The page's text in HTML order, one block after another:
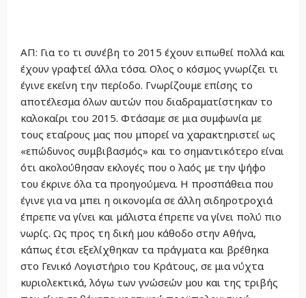
ΑΠ: Για το τι συνέβη το 2015 έχουν ειπωθεί πολλά και
έχουν γραφτεί άλλα τόσα. Ολος ο κόσμος γνωρίζει τι
έγινε εκείνη την περίοδο. Γνωρίζουμε επίσης το
αποτέλεσμα όλων αυτών που διαδραματίστηκαν το
καλοκαίρι του 2015. Φτάσαμε σε μια συμφωνία με
τους εταίρους μας που μπορεί να χαρακτηριστεί ως
«επώδυνος συμβιβασμός» και το σημαντικότερο είναι
ότι ακολούθησαν εκλογές που ο λαός με την ψήφο
του έκρινε όλα τα προηγούμενα. Η προσπάθεια που
έγινε για να μπει η οικονομία σε άλλη σιδηροτροχιά
έπρεπε να γίνει και μάλιστα έπρεπε να γίνει πολύ πιο
νωρίς. Ως προς τη δική μου κάθοδο στην Αθήνα,
κάπως έτσι εξελίχθηκαν τα πράγματα και βρέθηκα
στο Γενικό Λογιστήριο του Κράτους, σε μια νύχτα
κυριολεκτικά, λόγω των γνώσεών μου και της τριβής